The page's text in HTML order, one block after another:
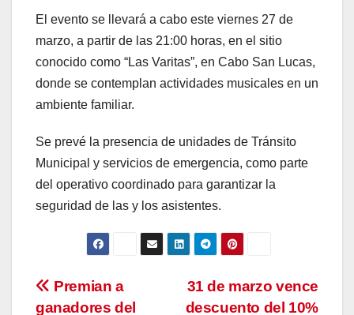
El evento se llevará a cabo este viernes 27 de
marzo, a partir de las 21:00 horas, en el sitio
conocido como “Las Varitas”, en Cabo San Lucas,
donde se contemplan actividades musicales en un
ambiente familiar.
Se prevé la presencia de unidades de Tránsito
Municipal y servicios de emergencia, como parte
del operativo coordinado para garantizar la
seguridad de las y los asistentes.
Navegación
31 de marzo vence
descuento del 10%
Premian a
ganadores del